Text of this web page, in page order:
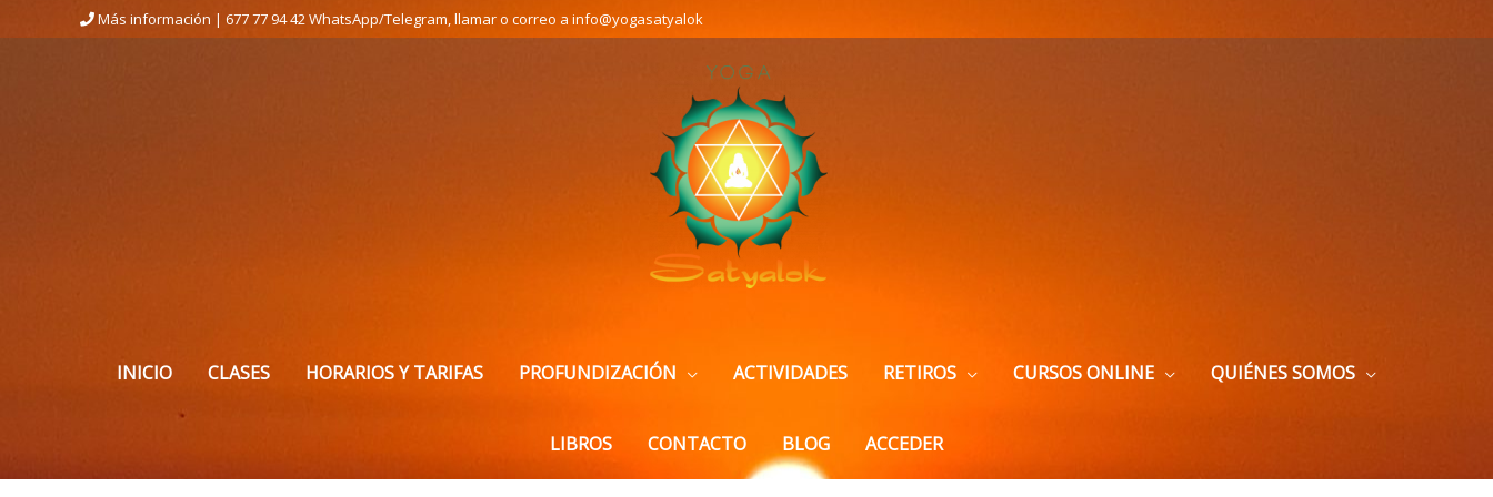
al
Más información | 677 77 94 42 WhatsApp/Telegram, llamar o correo a info@yogasatyalok
INICIO CLASES HORARIOS Y TARIFAS PROFUNDIZACIÓN ACTIVIDADES RETIROS CURSOS ONLINE QUIÉNES SOMOS
LIBROS CONTACTO BLOG ACCEDER